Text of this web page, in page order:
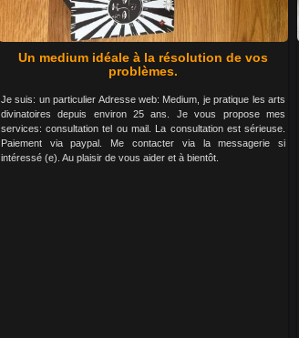
Un medium idéale à la résolution de vos
problèmes.
Je suis: un particulier Adresse web: Medium, je pratique les arts
divinatoires depuis environ 25 ans. Je vous propose mes
services: consultation tel ou mail. La consultation est sérieuse.
Paiement via paypal. Me contacter via la messagerie si
intéressé (e). Au plaisir de vous aider et à bientôt.